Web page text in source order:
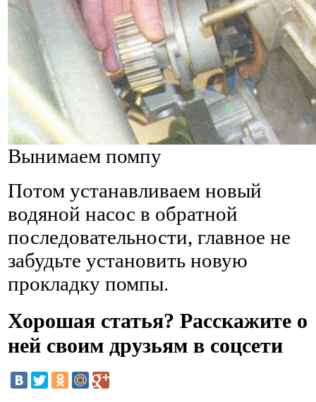
Вынимаем помпу
Потом устанавливаем новый
водяной насос в обратной
последовательности, главное не
забудьте установить новую
прокладку помпы.
Хорошая статья? Расскажите о
ней своим друзьям в соцсети